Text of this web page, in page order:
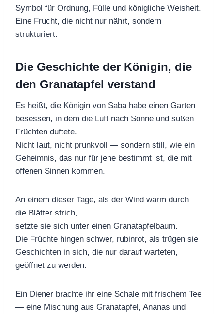
Symbol für Ordnung, Fülle und königliche Weisheit.
Eine Frucht, die nicht nur nährt, sondern
strukturiert.
Die Geschichte der Königin, die
den Granatapfel verstand
Es heißt, die Königin von Saba habe einen Garten
besessen, in dem die Luft nach Sonne und süßen
Früchten duftete.
Nicht laut, nicht prunkvoll — sondern still, wie ein
Geheimnis, das nur für jene bestimmt ist, die mit
offenen Sinnen kommen.
An einem dieser Tage, als der Wind warm durch
die Blätter strich,
setzte sie sich unter einen Granatapfelbaum.
Die Früchte hingen schwer, rubinrot, als trügen sie
Geschichten in sich, die nur darauf warteten,
geöffnet zu werden.
Ein Diener brachte ihr eine Schale mit frischem Tee
— eine Mischung aus Granatapfel, Ananas und